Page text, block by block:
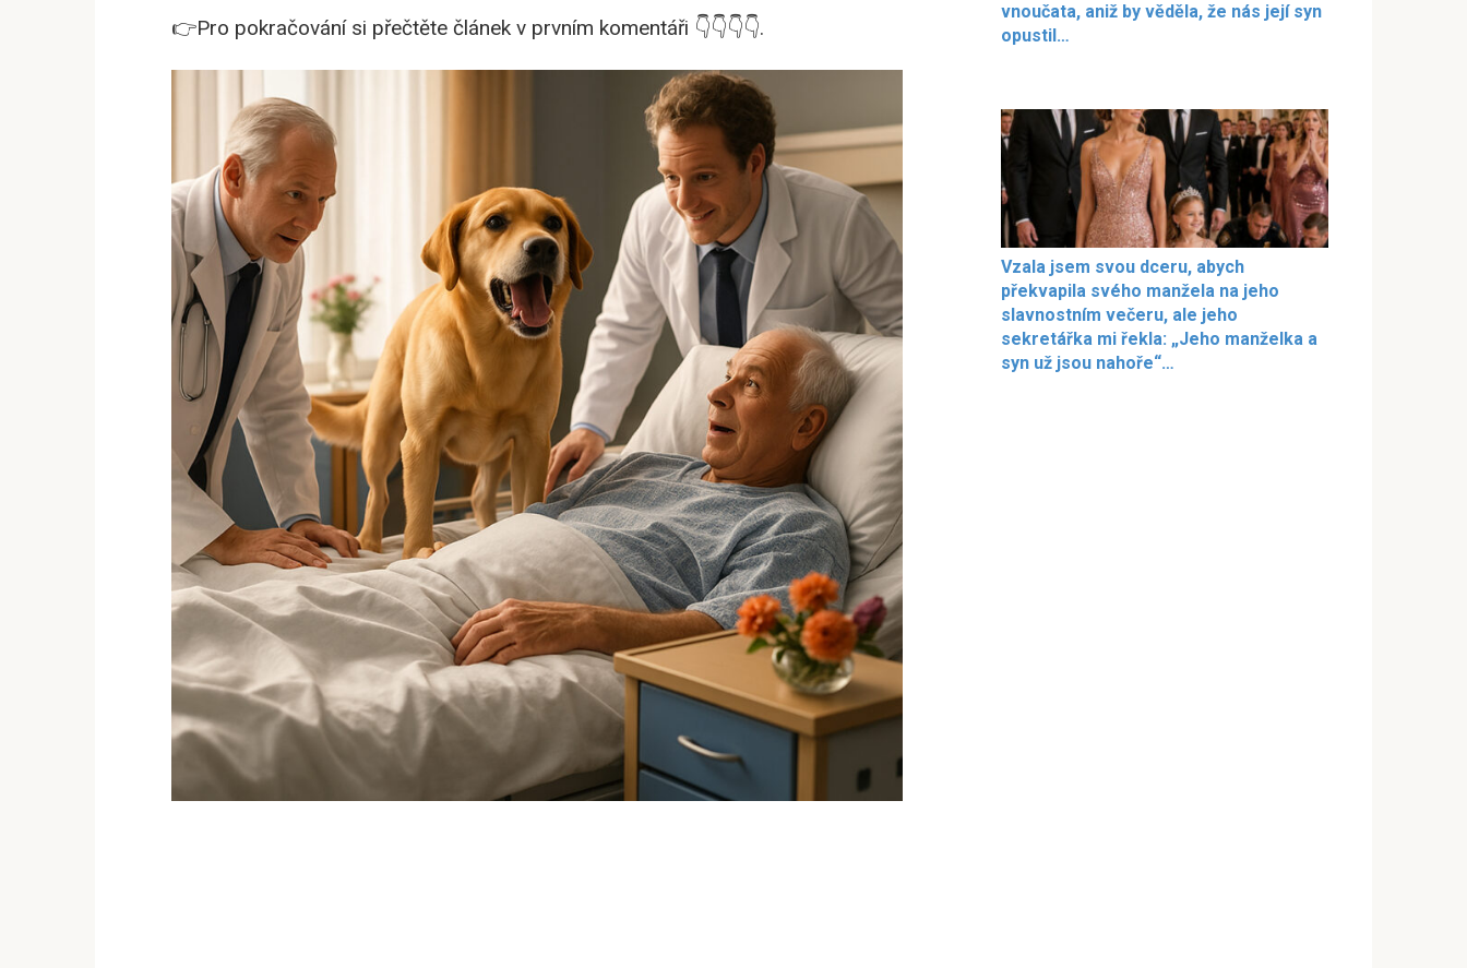
👉Pro pokračování si přečtěte článek v prvním komentáři 👇👇👇👇.
vnoučata, aniž by věděla, že nás její syn
opustil…
Vzala jsem svou dceru, abych
překvapila svého manžela na jeho
slavnostním večeru, ale jeho
sekretářka mi řekla: „Jeho manželka a
syn už jsou nahoře“…